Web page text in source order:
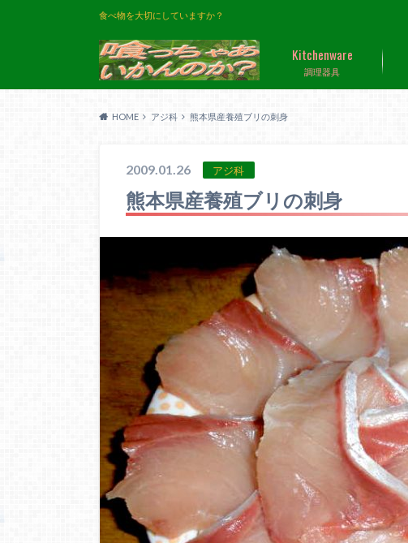
食べ物を大切にしていますか？
調理器具
Kitchenware
HOME アジ科 熊本県産養殖ブリの刺身
2009.01.26 アジ科
熊本県産養殖ブリの刺身